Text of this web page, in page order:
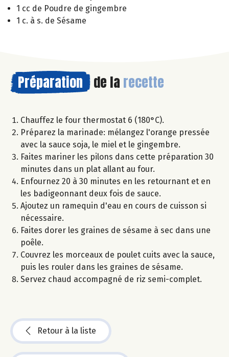
1 cc de Poudre de gingembre
1 c. à s. de Sésame
Préparation de la recette
Chauffez le four thermostat 6 (180°C).
Préparez la marinade: mélangez l'orange pressée
avec la sauce soja, le miel et le gingembre.
Faites mariner les pilons dans cette préparation 30
minutes dans un plat allant au four.
Enfournez 20 à 30 minutes en les retournant et en
les badigeonnant deux fois de sauce.
Ajoutez un ramequin d'eau en cours de cuisson si
nécessaire.
Faites dorer les graines de sésame à sec dans une
poêle.
Couvrez les morceaux de poulet cuits avec la sauce,
puis les rouler dans les graines de sésame.
Servez chaud accompagné de riz semi-complet.
Retour à la liste